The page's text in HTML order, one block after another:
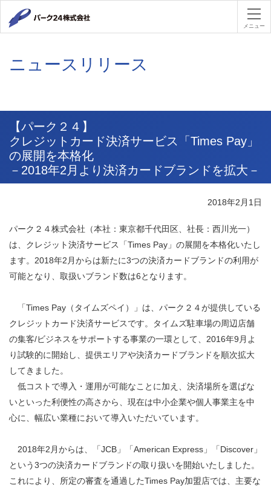
パーク２
メニュー
ニュースリリース
【パーク２４】
クレジットカード決済サービス「Times Pay」
の展開を本格化
－2018年2月より決済カードブランドを拡大－
2018年2月1日
パーク２４株式会社（本社：東京都千代田区、社長：西川光一）
は、クレジット決済サービス「Times Pay」の展開を本格化いたし
ます。2018年2月からは新たに3つの決済カードブランドの利用が
可能となり、取扱いブランド数は6となります。
「Times Pay（タイムズペイ）」は、パーク２４が提供している
クレジットカード決済サービスです。タイムズ駐車場の周辺店舗
の集客/ビジネスをサポートする事業の一環として、2016年9月よ
り試験的に開始し、提供エリアや決済カードブランドを順次拡大
してきました。
低コストで導入・運用が可能なことに加え、決済場所を選ばな
いといった利便性の高さから、現在は中小企業や個人事業主を中
心に、幅広い業種において導入いただいています。
2018年2月からは、「JCB」「American Express」「Discover」
という3つの決済カードブランドの取り扱いを開始いたしました。
これにより、所定の審査を通過したTimes Pay加盟店では、主要な